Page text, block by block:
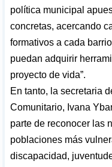
política municipal
concretas, acercando
formativos a cada
puedan adquirir
proyecto de vida”.
En tanto, la secretaria
Comunitario, Ivana
parte de reconocer las
poblaciones más
discapacidad,